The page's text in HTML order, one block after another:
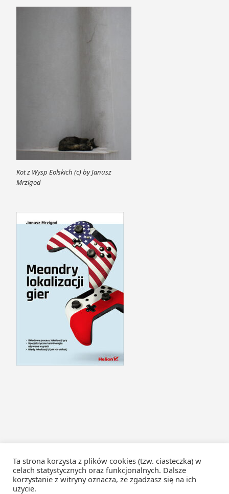
Kot z Wysp Eolskich (c) by Janusz
Mrzigod
Ta strona korzysta z plików cookies (tzw. ciasteczka) w
celach statystycznych oraz funkcjonalnych. Dalsze
korzystanie z witryny oznacza, że zgadzasz się na ich
użycie.